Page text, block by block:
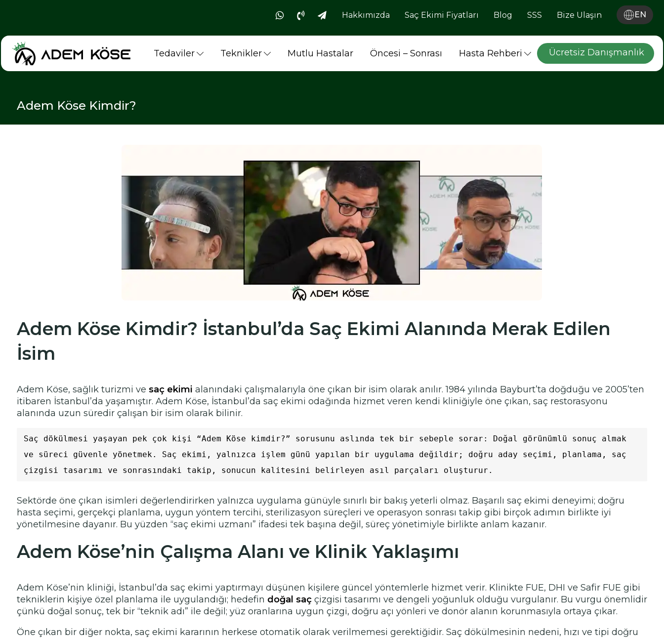
EN
Hakkımızda Saç Ekimi Fiyatları Blog SSS Bize Ulaşın
Tedaviler Teknikler Mutlu Hastalar Öncesi – Sonrası Hasta Rehberi Ücretsiz Danışmanlık
Adem Köse Kimdir?
Adem Köse Kimdir? İstanbul’da Saç Ekimi Alanında Merak Edilen
İsim
Adem Köse, sağlık turizmi ve saç ekimi alanındaki çalışmalarıyla öne çıkan bir isim olarak anılır. 1984 yılında Bayburt’ta doğduğu ve 2005’ten
itibaren İstanbul’da yaşamıştır. Adem Köse, İstanbul’da saç ekimi odağında hizmet veren kendi kliniğiyle öne çıkan, saç restorasyonu
alanında uzun süredir çalışan bir isim olarak bilinir.
Saç dökülmesi yaşayan pek çok kişi “Adem Köse kimdir?” sorusunu aslında tek bir sebeple sorar: Doğal görünümlü sonuç almak
ve süreci güvenle yönetmek. Saç ekimi, yalnızca işlem günü yapılan bir uygulama değildir; doğru aday seçimi, planlama, saç
çizgisi tasarımı ve sonrasındaki takip, sonucun kalitesini belirleyen asıl parçaları oluşturur.
Sektörde öne çıkan isimleri değerlendirirken yalnızca uygulama günüyle sınırlı bir bakış yeterli olmaz. Başarılı saç ekimi deneyimi; doğru
hasta seçimi, gerçekçi planlama, uygun yöntem tercihi, sterilizasyon süreçleri ve operasyon sonrası takip gibi birçok adımın birlikte iyi
yönetilmesine dayanır. Bu yüzden “saç ekimi uzmanı” ifadesi tek başına değil, süreç yönetimiyle birlikte anlam kazanır.
Adem Köse’nin Çalışma Alanı ve Klinik Yaklaşımı
Adem Köse’nin kliniği, İstanbul’da saç ekimi yaptırmayı düşünen kişilere güncel yöntemlerle hizmet verir. Klinikte FUE, DHI ve Safir FUE gibi
tekniklerin kişiye özel planlama ile uygulandığı; hedefin doğal saççizgisi tasarımı ve dengeli yoğunluk olduğu vurgulanır. Bu vurgu önemlidir
çünkü doğal sonuç, tek bir “teknik adı” ile değil; yüz oranlarına uygun çizgi, doğru açı yönleri ve donör alanın korunmasıyla ortaya çıkar.
Öne çıkan bir diğer nokta, saç ekimi kararının herkese otomatik olarak verilmemesi gerektiğidir. Saç dökülmesinin nedeni, hızı ve tipi doğru